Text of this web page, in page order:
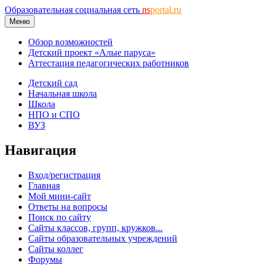
Образовательная социальная сеть nsportal.ru
Меню
Обзор возможностей
Детский проект «Алые паруса»
Аттестация педагогических работников
Детский сад
Начальная школа
Школа
НПО и СПО
ВУЗ
Навигация
Вход/регистрация
Главная
Мой мини-сайт
Ответы на вопросы
Поиск по сайту
Сайты классов, групп, кружков...
Сайты образовательных учреждений
Сайты коллег
Форумы